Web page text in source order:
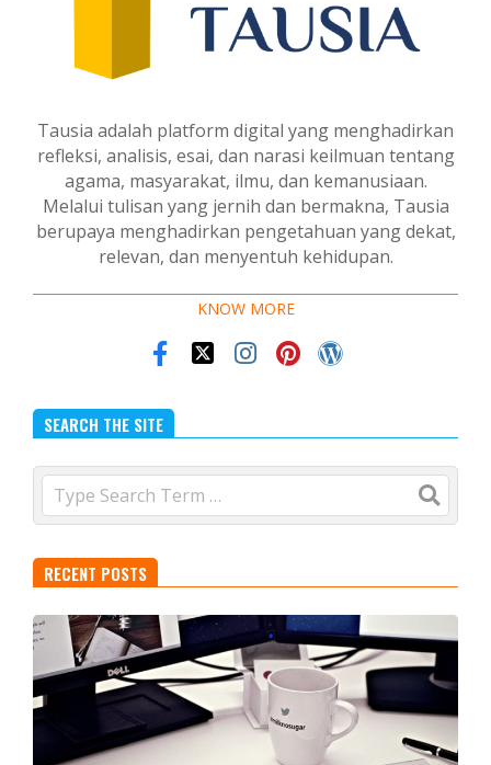
Tausia adalah platform digital yang menghadirkan
refleksi, analisis, esai, dan narasi keilmuan tentang
agama, masyarakat, ilmu, dan kemanusiaan.
Melalui tulisan yang jernih dan bermakna, Tausia
berupaya menghadirkan pengetahuan yang dekat,
relevan, dan menyentuh kehidupan.
KNOW MORE
SEARCH THE SITE
Search
RECENT POSTS